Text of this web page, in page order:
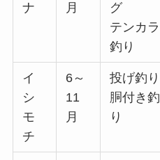
ナ
月
グ
テンカラ
釣り
イ
シ
モ
チ
6～
11
月
投げ釣り
胴付き釣
り